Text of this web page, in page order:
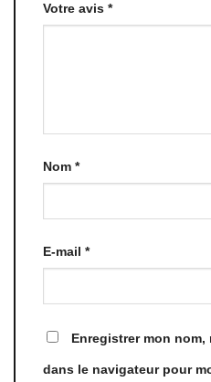
Votre avis *
Nom *
E-mail *
Enregistrer mon
dans le navigateur pour